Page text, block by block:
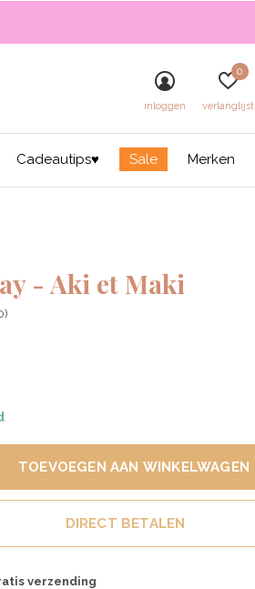
Cadeautips♥ Sale Merken
inloggen verlanglijst
0
- Aki et Maki
TOEVOEGEN AAN WINKELWAGEN
DIRECT BETALEN
verzending